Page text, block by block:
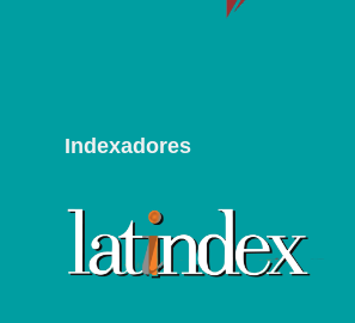
Indexadores